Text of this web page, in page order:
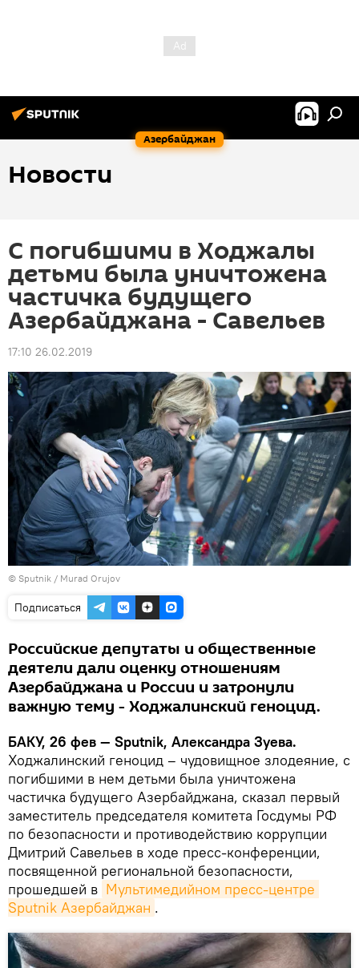
Азербайджан
Новости
С погибшими в Ходжалы
детьми была уничтожена
частичка будущего
Азербайджана - Савельев
17:10 26.02.2019
© Sputnik / Murad Orujov
Подписаться
Российские депутаты и общественные
деятели дали оценку отношениям
Азербайджана и России и затронули
важную тему - Ходжалинский геноцид.
БАКУ, 26 фев — Sputnik, Александра Зуева.
Ходжалинский геноцид – чудовищное злодеяние, с
погибшими в нем детьми была уничтожена
частичка будущего Азербайджана, сказал первый
заместитель председателя комитета Госдумы РФ
по безопасности и противодействию коррупции
Дмитрий Савельев в ходе пресс-конференции,
посвященной региональной безопасности,
прошедшей в Мультимедийном пресс-центре
Sputnik Азербайджан .